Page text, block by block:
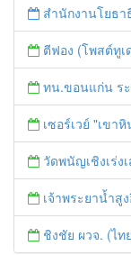
สำนักงานโยธาธิการและผังเมืองจังหวัดพระนครศ
ตีฟอง (โพสต์ทูเ
ทน.ขอนแก่น ระดมสมองนักวิชาการ
เซอร์เวย์ "เขาหินเหล็กไฟ" ไพรมแอเ
วัดพนัญเชิงเร่ง
เจ้าพระยาน้ำสูงอีก 20 ซม.
ชิงชัย ผวจ. (ไท